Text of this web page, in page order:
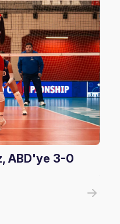
ABD'ye 3-0